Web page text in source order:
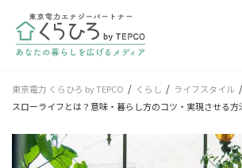
東京電力 くらひろ by TEPCO くらし
ライフスタイル
スローライフとは？意味・暮らし方のコツ・実現させる方